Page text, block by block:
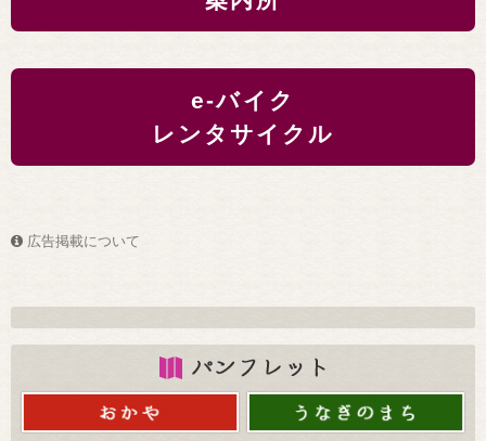
e-バイク
レンタサイクル
広告掲載について